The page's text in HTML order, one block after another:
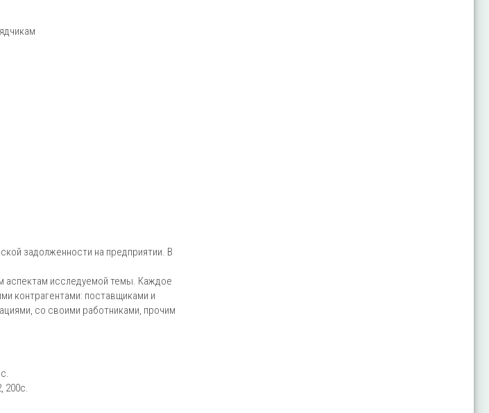
задолженности на предприятии. В
аспектам исследуемой темы. Каждое
контрагентами: поставщиками и
со своими работниками, прочим
200с.